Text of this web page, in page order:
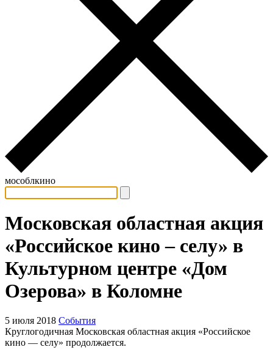
мособлкино
Московская областная акция
«Российское кино – селу» в
Культурном центре «Дом
Озерова» в Коломне
5 июля 2018 События
Круглогодичная Московская областная акция «Российское
кино — селу» продолжается.